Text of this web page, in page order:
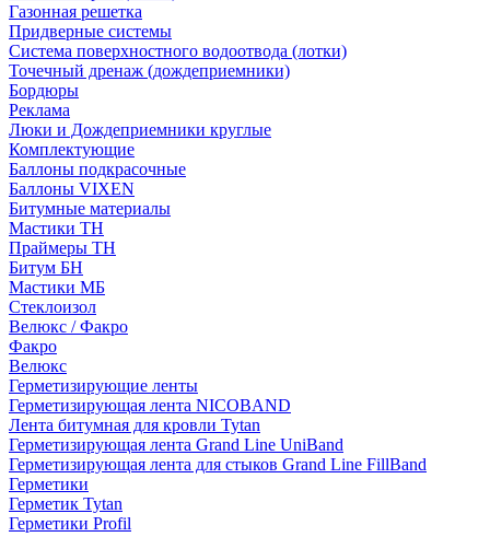
Газонная решетка
Придверные системы
Система поверхностного водоотвода (лотки)
Точечный дренаж (дождеприемники)
Бордюры
Рекламa
Люки и Дождеприемники круглые
Комплектующие
Баллоны подкрасочные
Баллоны VIXEN
Битумные материалы
Мастики ТН
Праймеры ТН
Битум БН
Мастики МБ
Стеклоизол
Велюкс / Факро
Факро
Велюкс
Герметизирующие ленты
Герметизирующая лента NICOBAND
Лента битумная для кровли Tytan
Герметизирующая лента Grand Line UniBand
Герметизирующая лента для стыков Grand Line FillBand
Герметики
Герметик Tytan
Герметики Profil